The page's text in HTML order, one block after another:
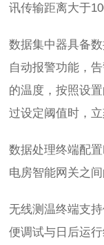
讯传输距离大于
数据集中器具备
自动报警功能，
的温度，按照设
过设定阈值时，
数据处理终端配
电房智能网关之
无线测温终端支
便调试与日后运行